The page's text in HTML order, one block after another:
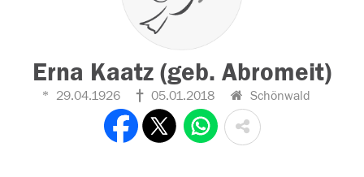
Erna Kaatz (geb. Abromeit)
29.04.1926 05.01.2018 Schönwald